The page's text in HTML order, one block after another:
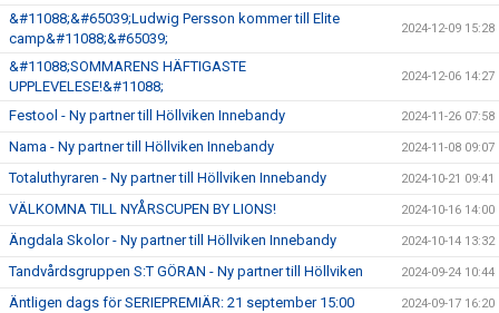
&#11088;&#65039;Ludwig Persson kommer till Elite
camp&#11088;&#65039;
2024-12-09 15:28
&#11088;SOMMARENS HÄFTIGASTE
UPPLEVELESE!&#11088;
2024-12-06 14:27
Festool - Ny partner till Höllviken Innebandy 2024-11-26 07:58
Nama - Ny partner till Höllviken Innebandy 2024-11-08 09:07
Totaluthyraren - Ny partner till Höllviken Innebandy 2024-10-21 09:41
VÄLKOMNA TILL NYÅRSCUPEN BY LIONS! 2024-10-16 14:00
Ängdala Skolor - Ny partner till Höllviken Innebandy 2024-10-14 13:32
Tandvårdsgruppen S:T GÖRAN - Ny partner till Höllviken 2024-09-24 10:44
Äntligen dags för SERIEPREMIÄR: 21 september 15:00 2024-09-17 16:20